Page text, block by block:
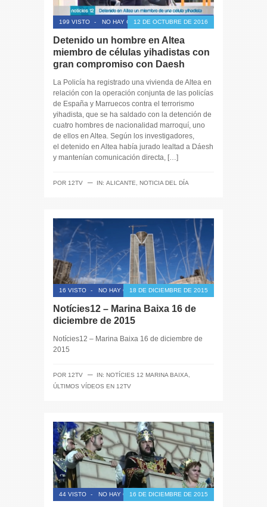
199 VISTO - NO HAY COMENTARIOS
12 DE OCTUBRE DE 2016
Detenido un hombre en Altea
miembro de células yihadistas con
gran compromiso con Daesh
La Policía ha registrado una vivienda de Altea en
relación con la operación conjunta de las policías
de España y Marruecos contra el terrorismo
yihadista, que se ha saldado con la detención de
cuatro hombres de nacionalidad marroquí, uno
de ellos en Altea. Según los investigadores,
el detenido en Altea había jurado lealtad a Dáesh
y mantenían comunicación directa, […]
POR 12TV ─ IN: ALICANTE NOTICIA DEL DÍA
16 VISTO - NO HAY COMENTARIOS
18 DE DICIEMBRE DE 2015
Notícies12 – Marina Baixa 16 de
diciembre de 2015
Notícies12 – Marina Baixa 16 de diciembre de
2015
POR 12TV ─ IN: NOTÍCIES 12 MARINA BAIXA
ÚLTIMOS VÍDEOS EN 12TV
44 VISTO - NO HAY COMENTARIOS
16 DE DICIEMBRE DE 2015